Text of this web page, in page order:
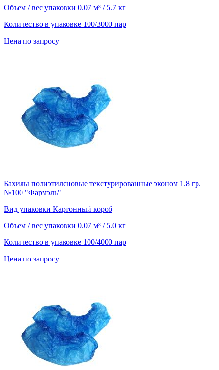
Объем / вес упаковки 0.07 м³ / 5.7 кг
Количество в упаковке 100/3000 пар
Цена по запросу
Бахилы полиэтиленовые текстурированные эконом 1.8 гр.
№100 "Фармэль"
Вид упаковки Картонный короб
Объем / вес упаковки 0.07 м³ / 5.0 кг
Количество в упаковке 100/4000 пар
Цена по запросу